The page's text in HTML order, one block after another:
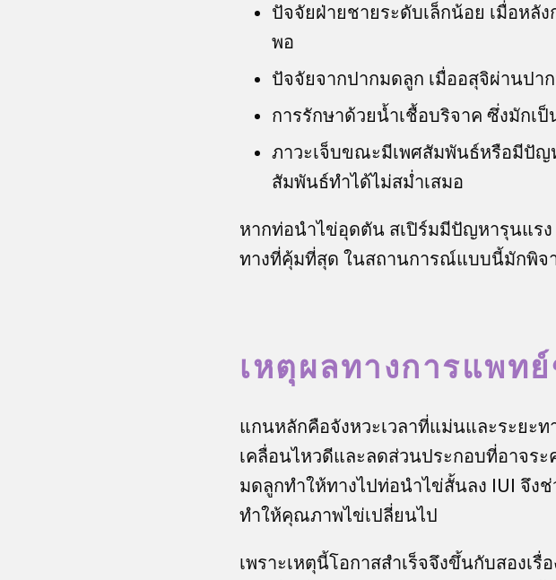
ปัจจัยฝ่ายชายระดับเล็กน้อย เมื่อหลั
พอ
ปัจจัยจากปากมดลูก เมื่ออสุจิผ่านปา
การรักษาด้วยน้ำเชื้อบริจาค ซึ่งมักเ
ภาวะเจ็บขณะมีเพศสัมพันธ์หรือมีปัญ
สัมพันธ์ทำได้ไม่สม่ำเสมอ
หากท่อนำไข่อุดตัน สเปิร์มมีปัญหารุนแรง
ทางที่คุ้มที่สุด ในสถานการณ์แบบนี้มักพิจ
เหตุผลทางการแพท
แกนหลักคือจังหวะเวลาที่แม่นและระยะ
เคลื่อนไหวดีและลดส่วนประกอบที่อาจร
มดลูกทำให้ทางไปท่อนำไข่สั้นลง IUI จึง
ทำให้คุณภาพไข่เปลี่ยนไป
เพราะเหตุนี้โอกาสสำเร็จจึงขึ้นกับสองเ